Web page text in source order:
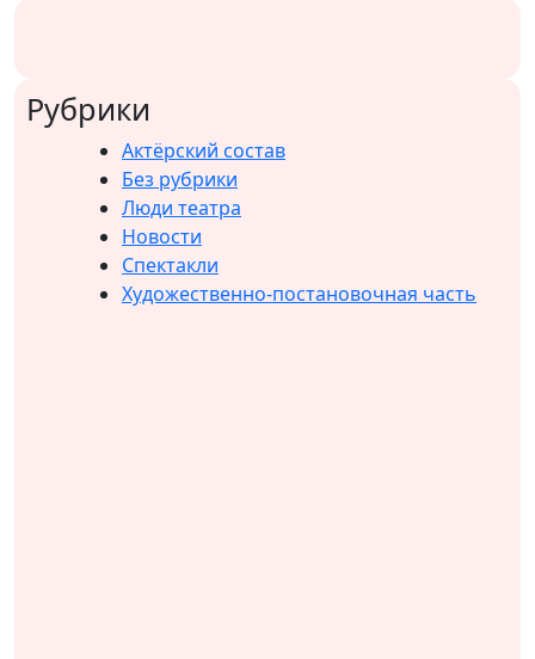
Рубрики
Актёрский состав
Без рубрики
Люди театра
Новости
Спектакли
Художественно-постановочная часть